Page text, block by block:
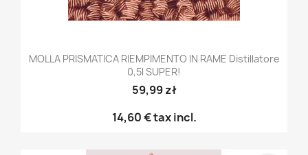
MOLLA PRISMATICA RIEMPIMENTO IN RAME Distillatore
0,5l SUPER!
59,99 zł
14,60 €tax incl.